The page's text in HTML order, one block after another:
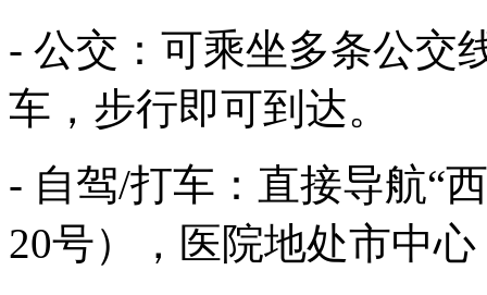
- 公交：可乘坐多条公交
车，步行即可到达。
- 自驾/打车：直接导航“
20号），医院地处市中